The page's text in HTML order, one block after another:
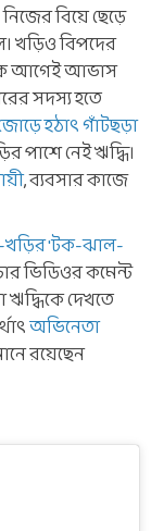
বিয়ে ছেড়ে
খড়িও বিপদের
আগেই আভাস
সদস্য হতে
হঠাৎ গাঁটছড়া
পাশে নেই ঋদ্ধি।
, ব্যবসার কাজে
খড়ির 'টক-ঝাল-
ভিডিওর কমেন্ট
ঋদ্ধিকে দেখতে
অভিনেতা
রয়েছেন